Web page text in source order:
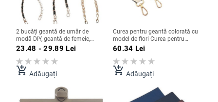
2 bucăți geantă de umăr de
modă DIY, geantă de femeie,
decorare, curea, mâner pentru
de extensie pentru geantă de
perle
23.48 - 29.89 Lei
add_shopping_cart Adăugați
Curea pentru geantă colorată cu
model de flori Curea pentru
geantă de femei pentru accesorii
60.34 Lei
add_shopping_cart Adăugați